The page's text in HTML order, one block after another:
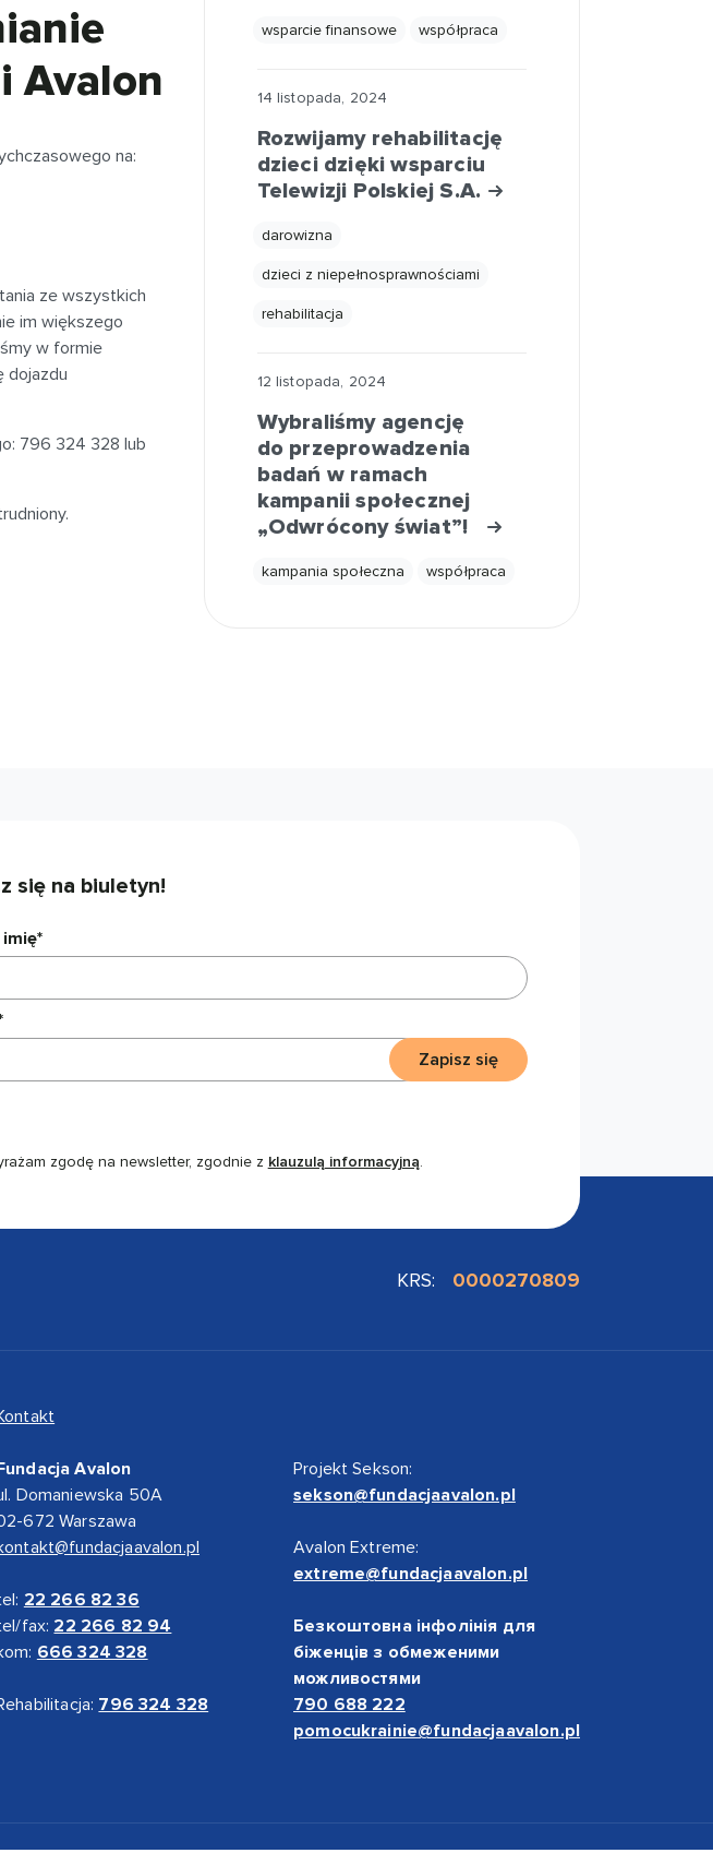
Avalon
na:
ze wszystkich
im większego
w formie
dojazdu
796 324 328 lub
wsparcie finansowe współpraca
14 listopada, 2024
Rozwijamy rehabilitację
dzieci dzięki wsparciu
Telewizji Polskiej S.A.
darowizna
dzieci z niepełnosprawnościami
rehabilitacja
12 listopada, 2024
Wybraliśmy agencję
do przeprowadzenia
badań w ramach
kampanii społecznej
„Odwrócony świat”!
kampania społeczna współpraca
się na biuletyn!
zgodę na newsletter, zgodnie z klauzulą informacyjną.
Zapisz się
KRS: 0000270809
Avalon
Domaniewska 50A
672 Warszawa
22 266 82 36
fax: 22 266 82 94
666 324 328
796 324 328
Projekt Sekson:
sekson@fundacjaavalon.pl
Avalon Extreme:
extreme@fundacjaavalon.pl
Безкоштовна інфолінія для
біженців з обмеженими
можливостями
790 688 222
pomocukrainie@fundacjaavalon.pl